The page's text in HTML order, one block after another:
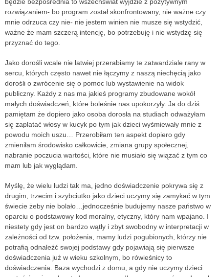
będzie bezpośrednia to wszechświat wyjdzie z pozytywnym
rozwiązaniem- bo program został skonfrontowany, nie ważne czy
mnie odrzuca czy nie- nie jestem winien nie musze się wstydzić,
ważne że mam szczerą intencję, bo potrzebuję i nie wstydzę się
przyznać do tego.
Jako dorośli wcale nie łatwiej przerabiamy te zatwardziale rany w
sercu, których często nawet nie łączymy z naszą niechęcią jako
dorośli o zwrócenie się o pomoc lub wystawienie na widok
publiczny. Każdy z nas ma jakieś programy zbudowane wokół
małych doświadczeń, które boleśnie nas upokorzyły. Ja do dziś
pamiętam że dopiero jako osoba dorosła na studiach odważyłam
się zaplatać włosy w kucyk po tym jak dzieci wyśmiewały mnie z
powodu moich uszu… Przerobiłam ten aspekt dopiero gdy
zmieniłam środowisko całkowicie, zmiana grupy społecznej,
nabranie poczucia wartości, które nie musiało się wiązać z tym co
mam lub jak wyglądam.
Myślę, że wielu ludzi tak ma, jedno doświadczenie pokrywa się z
drugim, trzecim i szybciutko jako dzieci uczymy się zamykać w tym
świecie żeby nie bolało…jednocześnie budujemy nasze państwo w
oparciu o podstawowy kod moralny, etyczny, który nam wpajano. I
niestety gdy jest on bardzo wątły i zbyt swobodny w interpretacji w
zależności od tzw. położenia, mamy ludzi pogubionych, którzy nie
potrafią odnaleźć swojej podstawy gdy pojawiają się pierwsze
doświadczenia już w wieku szkolnym, bo rówieśnicy to
doświadczenia. Baza wychodzi z domu, a gdy nie uczymy dzieci